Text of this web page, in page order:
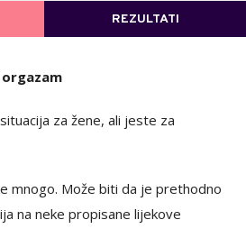
REZULTATI
orgazam
za žene, ali jeste za
mnogo. Može biti da je prethodno
na neke propisane lijekove